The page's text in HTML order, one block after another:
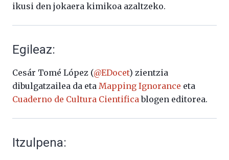
ikusi den jokaera kimikoa azaltzeko.
Egileaz:
Cesár Tomé López (@EDocet) zientzia
dibulgatzailea da eta Mapping Ignorance eta
Cuaderno de Cultura Cientificablogen editorea.
Itzulpena: